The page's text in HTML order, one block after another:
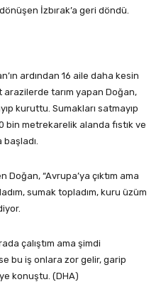
İzbırak’a geri döndü.
ardından 16 aile daha kesin
arazilerde tarım yapan Doğan,
kuruttu. Sumakları satmayıp
metrekarelik alanda fıstık ve
“Avrupa’ya çıktım ama
sumak topladım, kuru üzüm
çalıştım ama şimdi
bu iş onlara zor gelir, garip
konuştu. (DHA)